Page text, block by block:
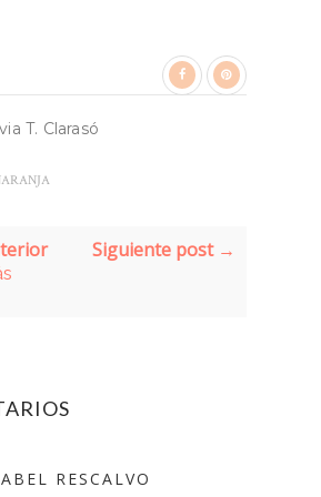
T. Clarasó
Siguiente post →
RESCALVO